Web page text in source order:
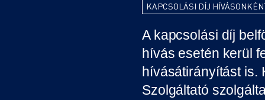
KAPCSOLÁSI DÍJ
A kapcsolási díj
hívás esetén kerül
hívásátirányítást is.
Szolgáltató